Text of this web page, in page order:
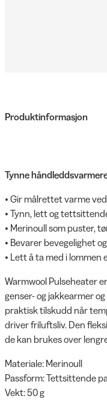
Produktinformasjon
Tynne
• Gir målrettet varme
• Tynn, lett og
• Merinoull som puster,
• Bevarer bevegelighet
• Lett å ta med i lommen
Warmwool Pulseheater
genser- og jakkearmer
praktisk tilskudd når
driver friluftsliv. Den
de kan brukes over
Materiale: Merinoull
Passform: Tettsittende
Vekt: 50 g